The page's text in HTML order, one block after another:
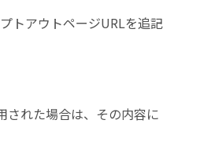
トアウトページURLを追記
された場合は、その内容に